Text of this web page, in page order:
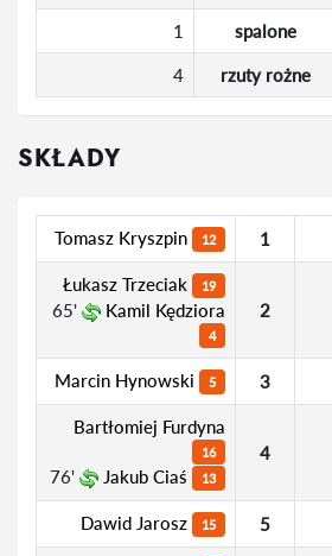
1 spalone
4 rzuty rożne
SKŁADY
Tomasz Kryszpin 12 1
Łukasz Trzeciak 19
65' Kamil Kędziora
4
2
Marcin Hynowski 5 3
Bartłomiej Furdyna
16
76' Jakub Ciaś 13
4
Dawid Jarosz 15 5